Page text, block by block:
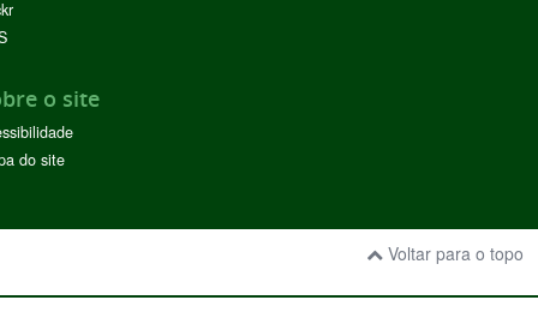
o site
do site
Voltar para o topo